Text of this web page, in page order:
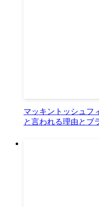
マッキントッシュフ
と言われる理由とブ